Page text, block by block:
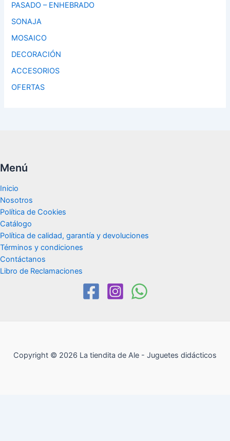
PASADO – ENHEBRADO
SONAJA
MOSAICO
DECORACIÓN
ACCESORIOS
OFERTAS
Menú
Inicio
Nosotros
Política de Cookies
Catálogo
Política de calidad, garantía y devoluciones
Términos y condiciones
Contáctanos
Libro de Reclamaciones
Copyright © 2026 La tiendita de Ale - Juguetes didácticos